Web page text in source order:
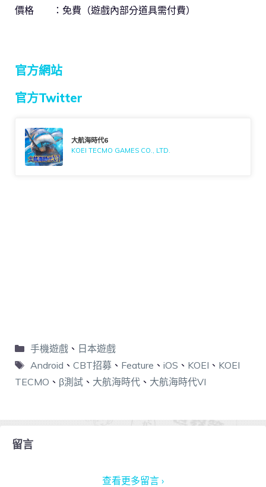
價格 ：免費（遊戲內部分道具需付費）
官方網站
官方Twitter
大航海時代6
KOEI TECMO GAMES CO., LTD.
手機遊戲、 日本遊戲
Android 、 CBT招募、 Feature 、 iOS 、 KOEI 、 KOEI
TECMO 、 β測試 、 大航海時代 、 大航海時代VI
留言
查看更多留言 ›